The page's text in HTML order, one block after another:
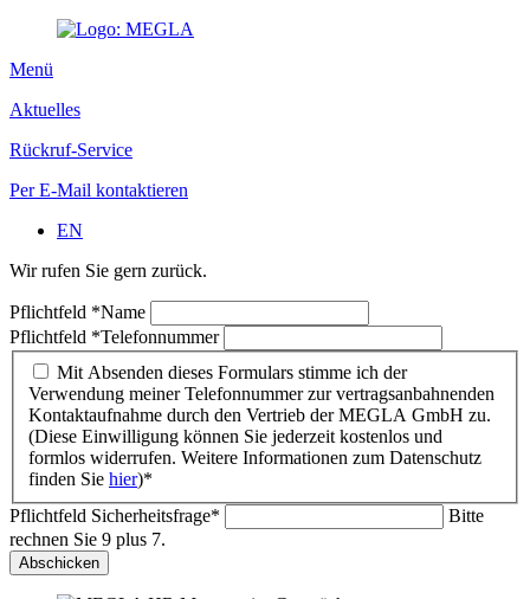
Menü
Aktuelles
Rückruf-Service
Per E-Mail kontaktieren
EN
Wir rufen Sie gern zurück.
Pflichtfeld *Name
Pflichtfeld *Telefonnummer
Mit Absenden dieses Formulars stimme ich der
Verwendung meiner Telefonnummer zur vertragsanbahnenden
Kontaktaufnahme durch den Vertrieb der MEGLA GmbH zu.
(Diese Einwilligung können Sie jederzeit kostenlos und
formlos widerrufen. Weitere Informationen zum Datenschutz
finden Sie hier)*
Pflichtfeld Sicherheitsfrage*
Bitte
rechnen Sie 9 plus 7.
Abschicken